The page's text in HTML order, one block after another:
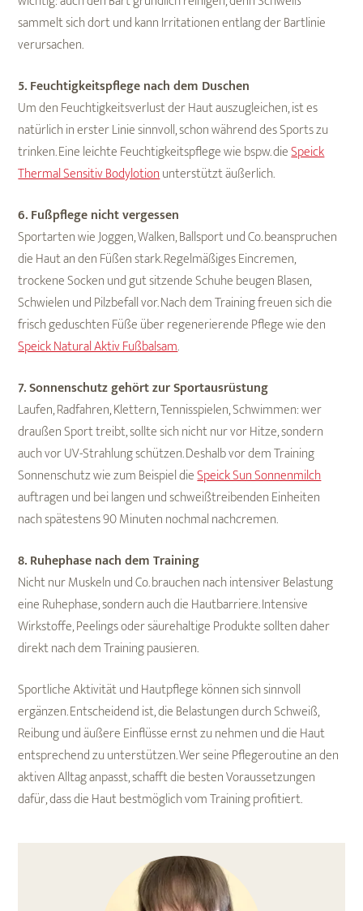
sammelt sich dort und kann Irritationen entlang der Bartlinie
verursachen.
5. Feuchtigkeitspflege nach dem Duschen
Um den Feuchtigkeitsverlust der Haut auszugleichen, ist es
natürlich in erster Linie sinnvoll, schon während des Sports zu
trinken. Eine leichte Feuchtigkeitspflege wie bspw. dieSpeick
Thermal Sensitiv Bodylotionunterstützt äußerlich.
6. Fußpflege nicht vergessen
Sportarten wie Joggen, Walken, Ballsport und Co. beanspruchen
die Haut an den Füßen stark. Regelmäßiges Eincremen,
trockene Socken und gut sitzende Schuhe beugen Blasen,
Schwielen und Pilzbefall vor. Nach dem Training freuen sich die
frisch geduschten Füße über regenerierende Pflege wie den
Speick Natural Aktiv Fußbalsam.
7. Sonnenschutz gehört zur Sportausrüstung
Laufen, Radfahren, Klettern, Tennisspielen, Schwimmen: wer
draußen Sport treibt, sollte sich nicht nur vor Hitze, sondern
auch vor UV-Strahlung schützen. Deshalb vor dem Training
Sonnenschutz wie zum Beispiel dieSpeick Sun Sonnenmilch
auftragen und bei langen und schweißtreibenden Einheiten
nach spätestens 90 Minuten nochmal nachcremen.
8. Ruhephase nach dem Training
Nicht nur Muskeln und Co. brauchen nach intensiver Belastung
eine Ruhephase, sondern auch die Hautbarriere. Intensive
Wirkstoffe, Peelings oder säurehaltige Produkte sollten daher
direkt nach dem Training pausieren.
Sportliche Aktivität und Hautpflege können sich sinnvoll
ergänzen. Entscheidend ist, die Belastungen durch Schweiß,
Reibung und äußere Einflüsse ernst zu nehmen und die Haut
entsprechend zu unterstützen. Wer seine Pflegeroutine an den
aktiven Alltag anpasst, schafft die besten Voraussetzungen
dafür, dass die Haut bestmöglich vom Training profitiert.